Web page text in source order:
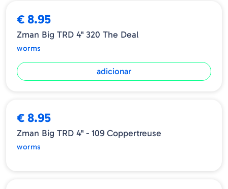
€ 8.95
Zman Big TRD 4" 320 The Deal
worms
adicionar
€ 8.95
Zman Big TRD 4" - 109 Coppertreuse
worms